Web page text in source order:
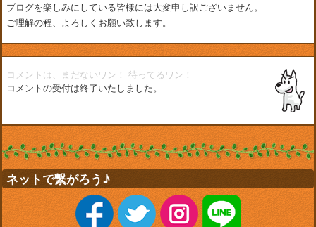
ブログを楽しみにしている皆様には大変申し訳ございません。
ご理解の程、よろしくお願い致します。
コメントは、まだないワン！待ってるワン！
コメントの受付は終了いたしました。
ネットで繋がろう♪